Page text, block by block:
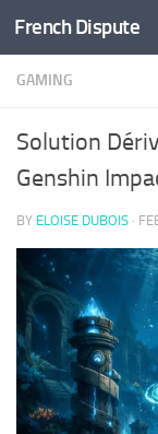
Skip to content
French Dispute
GAMING
Solution
Genshin
BY ELOISE DUBOIS ·